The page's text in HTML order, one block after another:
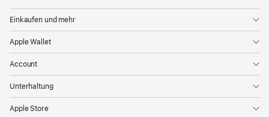
Einkaufen und mehr
Apple Wallet
Account
Unterhaltung
Apple Store